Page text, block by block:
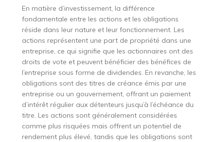
En matière d’investissement, la différence
fondamentale entre les actions et les obligations
réside dans leur nature et leur fonctionnement. Les
actions représentent une part de propriété dans une
entreprise, ce qui signifie que les actionnaires ont des
droits de vote et peuvent bénéficier des bénéfices de
l’entreprise sous forme de dividendes. En revanche, les
obligations sont des titres de créance émis par une
entreprise ou un gouvernement, offrant un paiement
d’intérêt régulier aux détenteurs jusqu’à l’échéance du
titre. Les actions sont généralement considérées
comme plus risquées mais offrent un potentiel de
rendement plus élevé, tandis que les obligations sont